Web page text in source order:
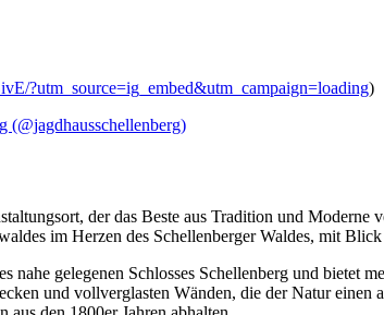
?utm_source=ig_embed&utm_campaign=loading)
(@jagdhausschellenberg)
der das Beste aus Tradition und
im Herzen des Schellenberger Waldes, mit
gelegenen Schlosses Schellenberg und bietet
und vollverglasten Wänden, die der Natur